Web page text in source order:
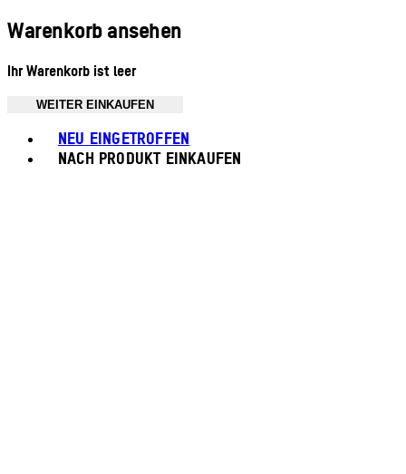
Warenkorb ansehen
Ihr Warenkorb ist leer
WEITER EINKAUFEN
NEU EINGETROFFEN
NACH PRODUKT EINKAUFEN